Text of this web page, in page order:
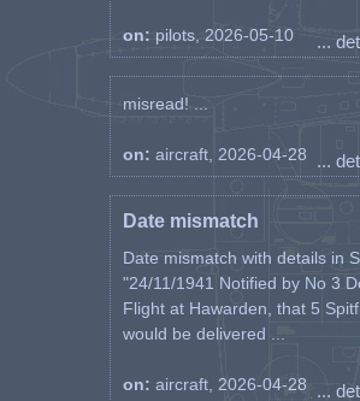
on: pilots, 2026-05-10 ...
misread! ...
on: aircraft, 2026-04-28 ...
Date mismatch
Date mismatch with details in
"24/11/1941 Notified by No 3
Flight at Hawarden, that 5
would be delivered ...
on: aircraft, 2026-04-28 ...